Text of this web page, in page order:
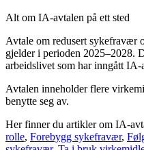
Alt om IA-avtalen på ett sted
Avtale om redusert sykefravær
gjelder i perioden 2025–2028.
arbeidslivet som har inngått IA-
Avtalen inneholder flere
benytte seg av.
Her finner du artikler om IA-
rolle, Forebygg sykefravær,